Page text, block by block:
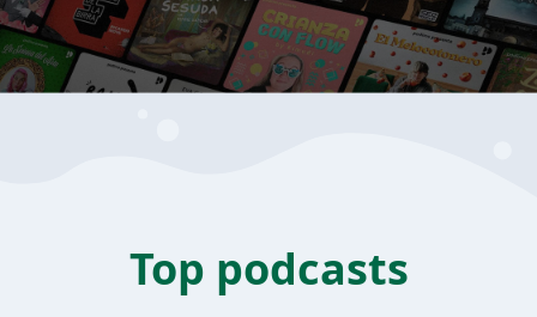
Top podcasts